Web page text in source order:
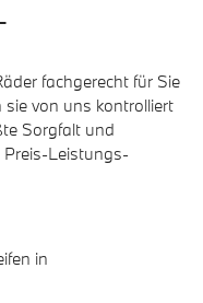
fachgerecht für Sie
sie von uns kontrolliert
Sorgfalt und
Preis-Leistungs-